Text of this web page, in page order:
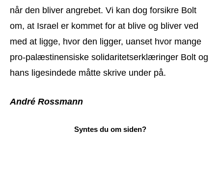
når den bliver angrebet. Vi kan dog forsikre Bolt
om, at Israel er kommet for at blive og bliver ved
med at ligge, hvor den ligger, uanset hvor mange
pro-palæstinensiske solidaritetserklæringer Bolt og
hans ligesindede måtte skrive under på.
André Rossmann